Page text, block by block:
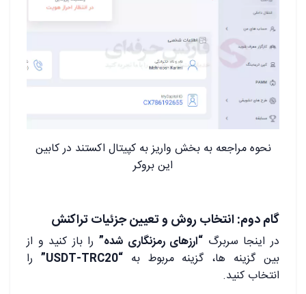
نحوه مراجعه به بخش واریز به کپیتال اکستند در کابین
این بروکر
گام دوم: انتخاب روش و تعیین جزئیات تراکنش
در اینجا سربرگ “ارزهای رمزنگاری شده” را باز کنید و از
بین گزینه ها، گزینه مربوط به“USDT-TRC20”
را
انتخاب کنید.